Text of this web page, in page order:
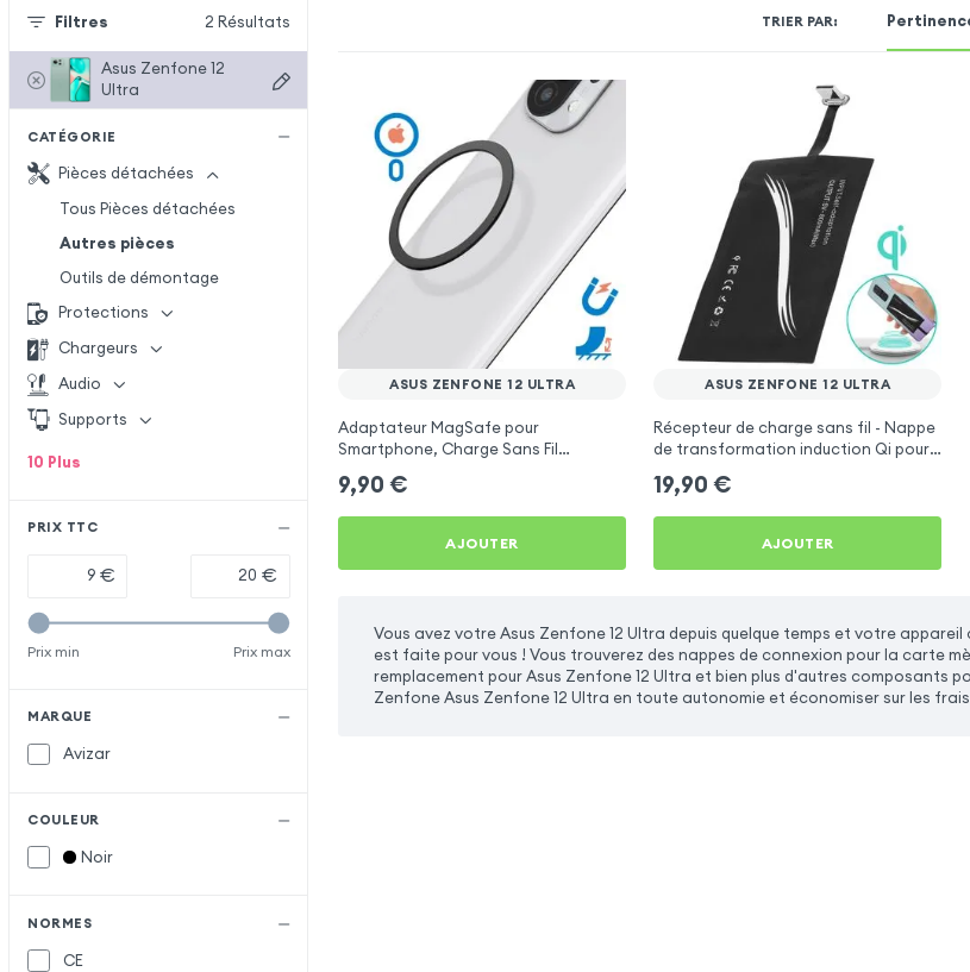
Filtres 2 Résultats
Asus Zenfone 12
Ultra
CATÉGORIE
Pièces détachées
Tous Pièces détachées
Autres pièces
Outils de démontage
Protections
Chargeurs
Audio
Supports
10 Plus
PRIX TTC
€ €
Prix min Prix max
MARQUE
Avizar
COULEUR
Noir
NORMES
CE
TRIER PAR:
ASUS ZENFONE 12 ULTRA
Adaptateur MagSafe pour
Smartphone, Charge Sans Fil
Noir
9,90 €
AJOUTER
ASUS ZENFONE 12 ULTRA
Récepteur de charge sans fil - Nappe
de transformation induction Qi pour
19,90 €
AJOUTER
Vous avez votre Asus Zenfone 12 Ultra depuis quelque temps et votre
est faite pour vous ! Vous trouverez des nappes de connexion pour la carte
remplacement pour Asus Zenfone 12 Ultra et bien plus d'autres composants
Zenfone Asus Zenfone 12 Ultra en toute autonomie et économiser sur les